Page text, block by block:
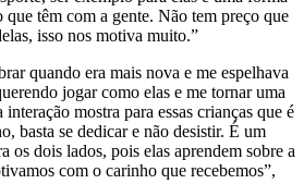
têm com a gente. Não tem preço que
isso nos motiva muito.”
quando era mais nova e me espelhava
jogar como elas e me tornar uma
mostra para essas crianças que é
basta se dedicar e não desistir. É um
os dois lados, pois elas aprendem sobre a
com o carinho que recebemos”,